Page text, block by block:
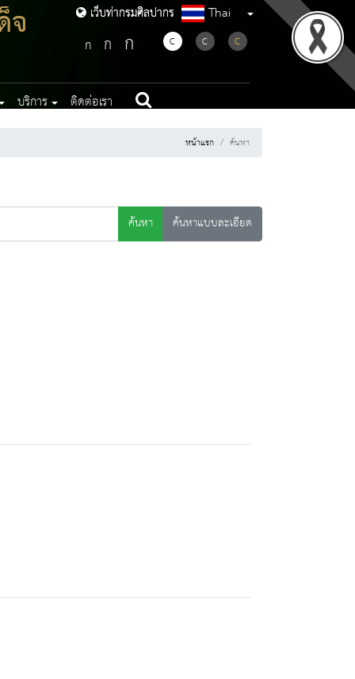
เว็บท่ากรมศิลปากร
จ เว็บท่ากรมศิลปากร Thai
ก ก ก C C C
บริการ ติดต่อเรา
หน้าแรก ค้นหา
ค้นหา ค้นหาแบบละเอียด